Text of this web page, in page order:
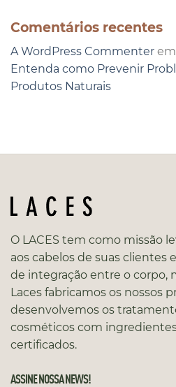
Comentários recentes
A WordPress Commenter em
Entenda como Prevenir
Produtos Naturais
O LACES tem como missão
aos cabelos de suas
de integração entre o corpo,
Laces fabricamos os nossos
desenvolvemos os
cosméticos com
certificados.
ASSINE NOSSA NEWS!